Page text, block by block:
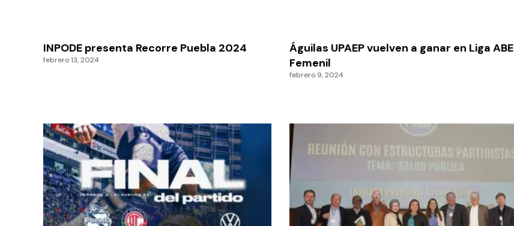
INPODE presenta Recorre Puebla 2024
febrero 13, 2024
Águilas UPAEP vuelven a ganar en Liga ABE
Femenil
febrero 9, 2024